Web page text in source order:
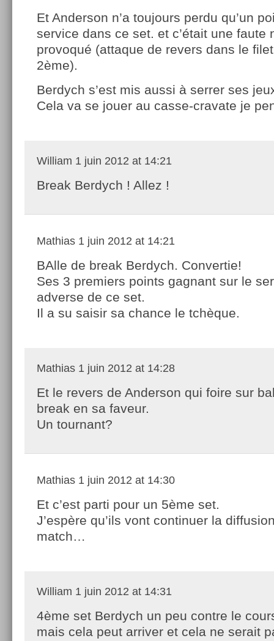
Et Anderson n’a toujours perdu qu’un
service dans ce set. et c’était une faute
provoqué (attaque de revers dans le
2ème).
Berdych s’est mis aussi à serrer ses
Cela va se jouer au casse-cravate je
William 1 juin 2012 at 14:21
Break Berdych ! Allez !
Mathias 1 juin 2012 at 14:21
BAlle de break Berdych. Convertie!
Ses 3 premiers points gagnant sur le
adverse de ce set.
Il a su saisir sa chance le tchèque.
Mathias 1 juin 2012 at 14:28
Et le revers de Anderson qui foire sur
break en sa faveur.
Un tournant?
Mathias 1 juin 2012 at 14:30
Et c’est parti pour un 5ème set.
J’espère qu’ils vont continuer la
match…
William 1 juin 2012 at 14:31
4ème set Berdych un peu contre le
mais cela peut arriver et cela ne serait